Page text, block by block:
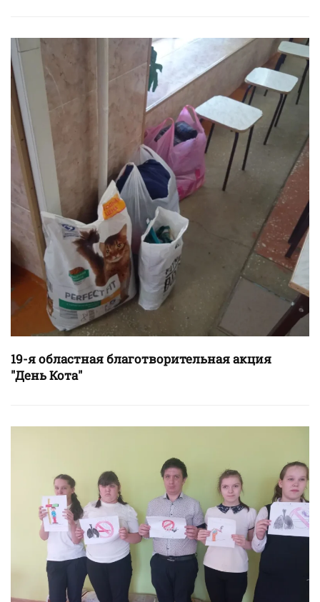
19-я областная благотворительная акция
"День Кота"